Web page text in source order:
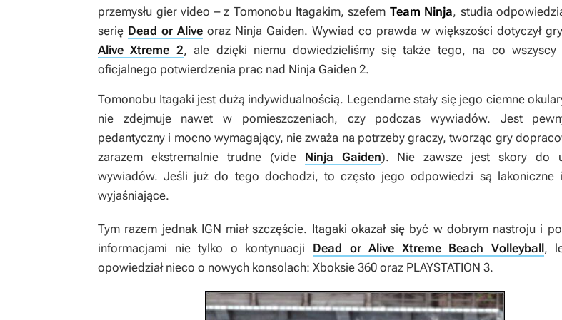
przemysłu gier video – z Tomonobu Itagakim, szefem Team Ninja, studia
serię Dead or Alive oraz Ninja Gaiden. Wywiad co prawda w większości dotyczył gry
Alive Xtreme 2, ale dzięki niemu dowiedzieliśmy się także tego, na co wszyscy
oficjalnego potwierdzenia prac nad Ninja Gaiden 2.
Tomonobu Itagaki jest dużą indywidualnością. Legendarne stały się jego ciemne
nie zdejmuje nawet w pomieszczeniach, czy podczas wywiadów. Jest
pedantyczny i mocno wymagający, nie zważa na potrzeby graczy, tworząc gry
zarazem ekstremalnie trudne (vide Ninja Gaiden). Nie zawsze jest skory do
wywiadów. Jeśli już do tego dochodzi, to często jego odpowiedzi są lakoniczne
wyjaśniające.
Tym razem jednak IGN miał szczęście. Itagaki okazał się być w dobrym nastroju i
informacjami nie tylko o kontynuacji Dead or Alive Xtreme Beach Volleyball,
opowiedział nieco o nowych konsolach: Xboksie 360 oraz PLAYSTATION 3.